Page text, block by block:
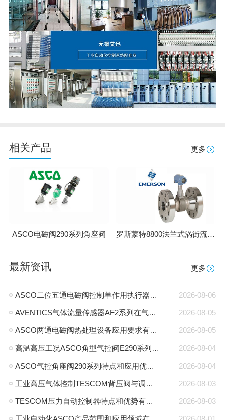
相关产品 更多
ASCO电磁阀290系列角座阀 罗斯蒙特8800法兰式涡街流量计
最新资讯 更多
2026-08-06
ASCO二位五通电磁阀控制单作用执行器接法和原理
2026-08-05
AVENTICS气体流量传感器AF2系列在气动系统中作用是什么
2026-08-05
ASCO两通电磁阀热处理设备应用要求有哪些
2026-08-04
高温高压工况ASCO角型气控阀E290系列特点有哪些
2026-08-04
ASCO气控角座阀290系列特点和应用优势有哪些
2026-08-03
工业高压气体控制TESCOM背压阀与调压阀应用区别是什么
2026-08-03
TESCOM压力自动控制器特点和优势有哪些